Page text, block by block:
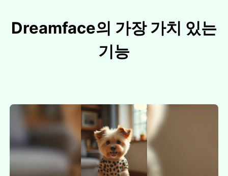
Dreamface의 가장 가치 있는
기능